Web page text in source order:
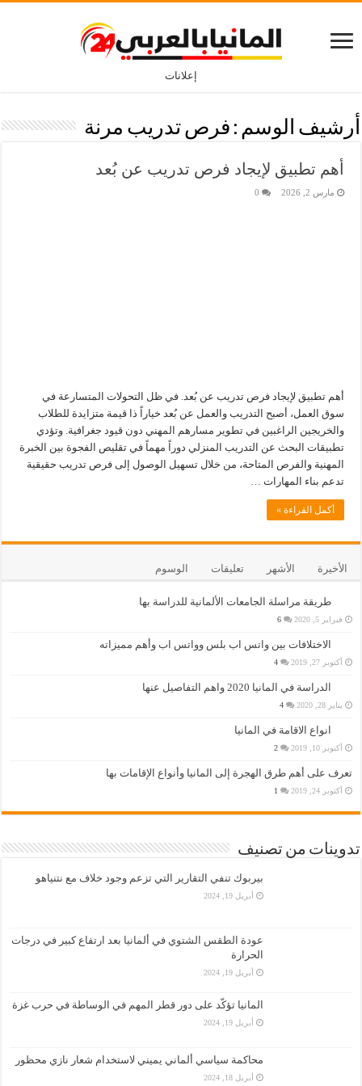
إعلانات
أرشيف الوسم : فرص تدريب مرنة
أهم تطبيق لإيجاد فرص تدريب عن بُعد
مارس 2, 2026 0
أهم تطبيق لإيجاد فرص تدريب عن بُعد. في ظل التحولات المتسارعة في
سوق العمل، أصبح التدريب والعمل عن بُعد خياراً ذا قيمة متزايدة للطلاب
والخريجين الراغبين في تطوير مسارهم المهني دون قيود جغرافية. وتؤدي
تطبيقات البحث عن التدريب المنزلي دوراً مهماً في تقليص الفجوة بين الخبرة
المهنية والفرص المتاحة، من خلال تسهيل الوصول إلى فرص تدريب حقيقية
تدعم بناء المهارات …
أكمل القراءة »
الأخيرة الأشهر تعليقات الوسوم
طريقة مراسلة الجامعات الألمانية للدراسة بها
فبراير 5, 2020 6
الاختلافات بين واتس اب بلس وواتس اب وأهم مميزاته
أكتوبر 27, 2019 4
الدراسة في المانيا 2020 واهم التفاصيل عنها
يناير 28, 2020 4
انواع الاقامة في المانيا
أكتوبر 10, 2019 2
تعرف على أهم طرق الهجرة إلى المانيا وأنواع الإقامات بها
أكتوبر 24, 2019 1
تدوينات من تصنيف
بيربوك تنفي التقارير التي تزعم وجود خلاف مع نتنياهو
أبريل 19, 2024
عودة الطقس الشتوي في ألمانيا بعد ارتفاع كبير في درجات
الحرارة
أبريل 19, 2024
المانيا تؤكّد على دور قطر المهم في الوساطة في حرب غزة
أبريل 19, 2024
محاكمة سياسي ألماني يميني لاستخدام شعار نازي محظور
أبريل 18, 2024